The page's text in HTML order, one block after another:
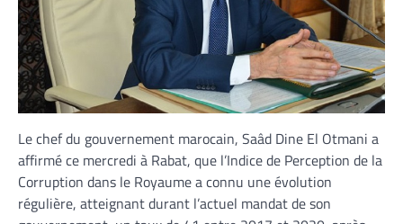
Le chef du gouvernement marocain, Saâd Dine El Otmani a
affirmé ce mercredi à Rabat, que l’Indice de Perception de la
Corruption dans le Royaume a connu une évolution
régulière, atteignant durant l’actuel mandat de son